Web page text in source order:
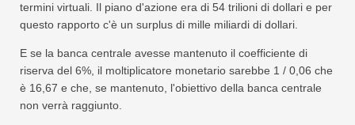
termini virtuali. Il piano d'azione era di 54 trilioni di dollari e per
questo rapporto c'è un surplus di mille miliardi di dollari.
E se la banca centrale avesse mantenuto il coefficiente di
riserva del 6%, il moltiplicatore monetario sarebbe 1 / 0,06 che
è 16,67 e che, se mantenuto, l'obiettivo della banca centrale
non verrà raggiunto.